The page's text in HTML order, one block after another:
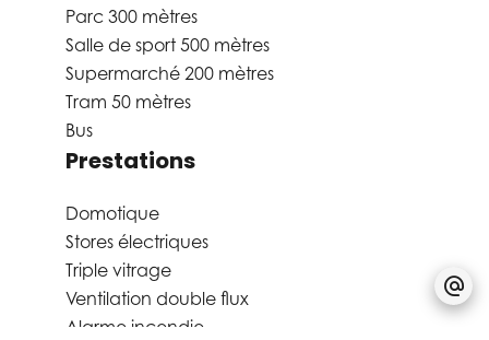
Parc 300 mètres
Salle de sport 500 mètres
Supermarché 200 mètres
Tram 50 mètres
Bus
Prestations
Domotique
Stores électriques
Triple vitrage
Ventilation double flux
Alarme incendie